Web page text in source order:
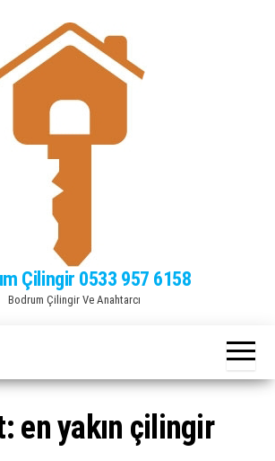
Çilingir 0533 957 6158
Bodrum Çilingir Ve Anahtarcı
en yakın çilingir